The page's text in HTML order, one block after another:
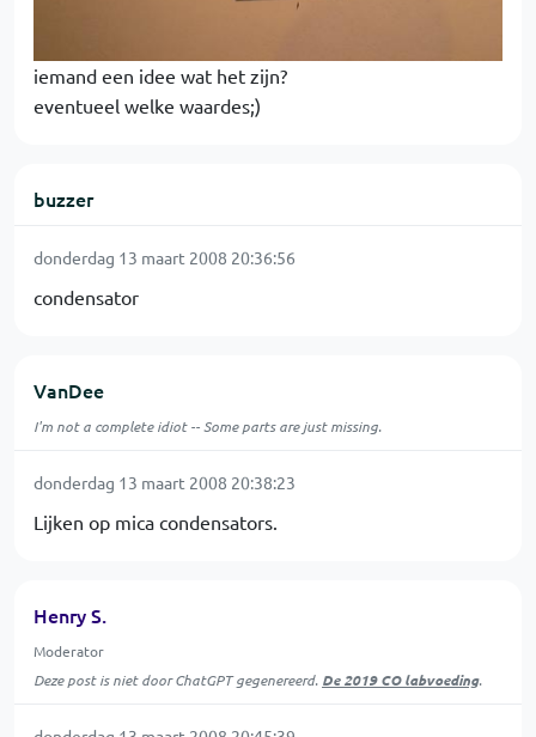
iemand een idee wat het zijn?
eventueel welke waardes;)
buzzer
donderdag 13 maart 2008 20:36:56
condensator
VanDee
I'm not a complete idiot -- Some parts are just missing.
donderdag 13 maart 2008 20:38:23
Lijken op mica condensators.
Henry S.
Moderator
Deze post is niet door ChatGPT gegenereerd. De 2019 CO labvoeding.